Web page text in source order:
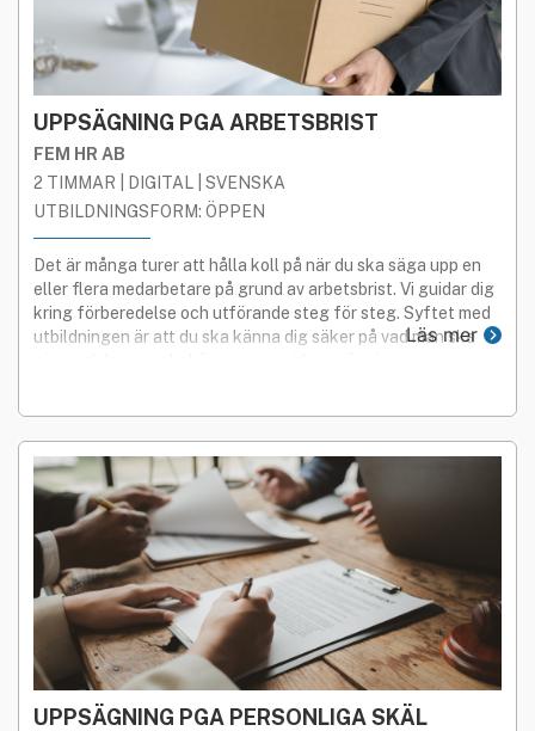
UPPSÄGNING PGA ARBETSBRIST
FEM HR AB
2 TIMMAR | DIGITAL | SVENSKA
UTBILDNINGSFORM: ÖPPEN
Det är många turer att hålla koll på när du ska säga upp en
eller flera medarbetare på grund av arbetsbrist. Vi guidar dig
kring förberedelse och utförande steg för steg. Syftet med
utbildningen är att du ska känna dig säker på vad man ska
Läs mer
UPPSÄGNING PGA PERSONLIGA SKÄL